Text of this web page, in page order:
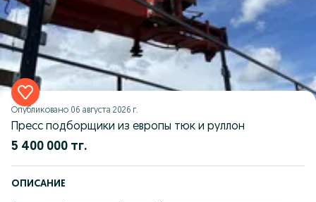
Опубликовано 06 августа 2026 г.
Пресс подборщики из европы тюк и руллон
5 400 000 тг.
ОПИСАНИЕ